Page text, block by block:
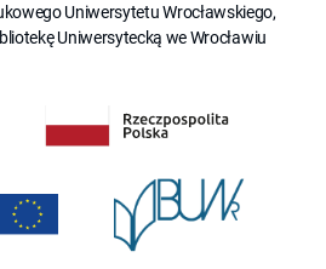
Uniwersytetu Wrocławskiego,
Uniwersytecką we Wrocławiu